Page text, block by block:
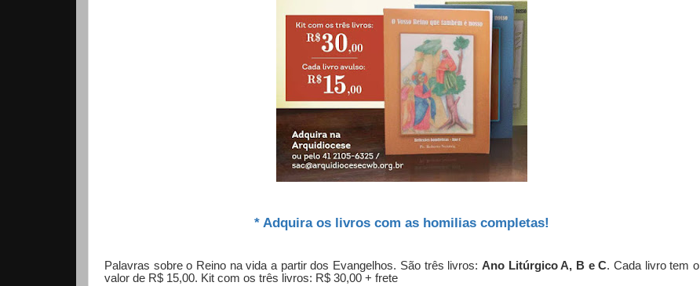
* Adquira os livros com as homilias completas!
Palavras sobre o Reino na vida a partir dos Evangelhos. São três livros: Ano Litúrgico A, B e C. Cada livro tem o
valor de R$ 15,00. Kit com os três livros: R$ 30,00 + frete